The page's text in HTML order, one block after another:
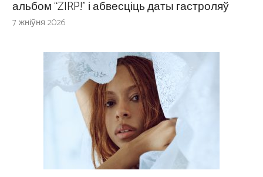
альбом “ZIRP!” і абвесціць даты гастроляў
7 жніўня 2026